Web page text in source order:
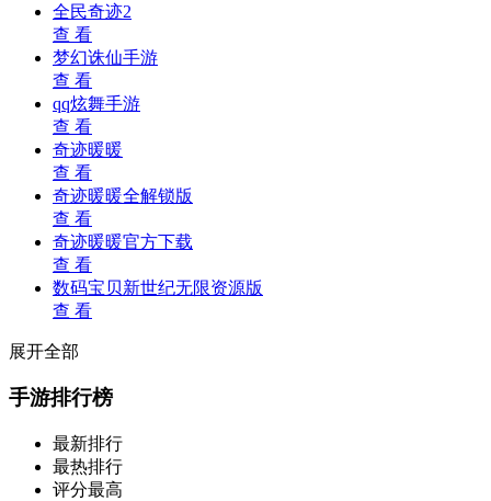
全民奇迹2
查 看
梦幻诛仙手游
查 看
qq炫舞手游
查 看
奇迹暖暖
查 看
奇迹暖暖全解锁版
查 看
奇迹暖暖官方下载
查 看
数码宝贝新世纪无限资源版
查 看
展开全部
手游排行榜
最新排行
最热排行
评分最高